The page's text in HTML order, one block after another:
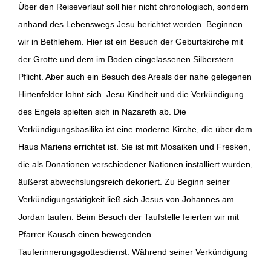
Über den Reiseverlauf soll hier nicht chronologisch, sondern
anhand des Lebenswegs Jesu berichtet werden. Beginnen
wir in Bethlehem. Hier ist ein Besuch der Geburtskirche mit
der Grotte und dem im Boden eingelassenen Silberstern
Pflicht. Aber auch ein Besuch des Areals der nahe gelegenen
Hirtenfelder lohnt sich. Jesu Kindheit und die Verkündigung
des Engels spielten sich in Nazareth ab. Die
Verkündigungsbasilika ist eine moderne Kirche, die über dem
Haus Mariens errichtet ist. Sie ist mit Mosaiken und Fresken,
die als Donationen verschiedener Nationen installiert wurden,
äußerst abwechslungsreich dekoriert. Zu Beginn seiner
Verkündigungstätigkeit ließ sich Jesus von Johannes am
Jordan taufen. Beim Besuch der Taufstelle feierten wir mit
Pfarrer Kausch einen bewegenden
Tauferinnerungsgottesdienst. Während seiner Verkündigung